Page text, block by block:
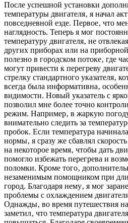
После успешной установки
температуры двигателя‚ я начал
повседневной езде. Первое‚ что
наглядность. Теперь я мог
температуру двигателя‚ не
других приборах или на
полезно в городском потоке‚ где
могут привести к перегреву
стрелку стандартного указателя‚
всегда была информативна‚
видимости. Новый указатель с
позволил мне более точно
режим. Например‚ в жаркую
внимательно следить за
пробок. Если температура
нормы‚ я сразу же сбавлял
на некоторое время‚ чтобы дать
помогло избежать перегрева и
поломки. Кроме того‚
незаменимым помощником при
город. Благодаря нему‚ я мог
проблемы с охлаждением
Однажды‚ во время путешествия
заметил‚ что температура